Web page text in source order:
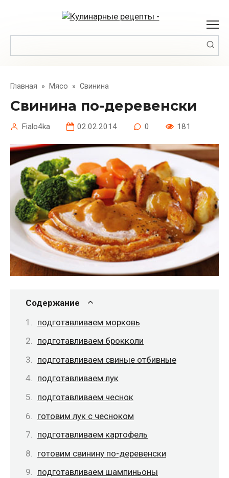
Главная » Мясо » Свинина
Свинина по-деревенски
Fialo4ka 02.02.2014 0 181
Содержание
подготавливаем морковь
подготавливаем брокколи
подготавливаем свиные отбивные
подготавливаем лук
подготавливаем чеснок
готовим лук с чесноком
подготавливаем картофель
готовим свинину по-деревенски
подготавливаем шампиньоны